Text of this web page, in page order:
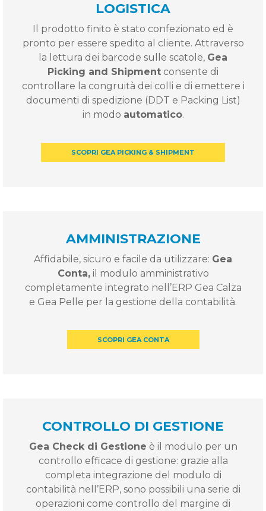
LOGISTICA
Il prodotto finito è stato confezionato ed è
pronto per essere spedito al cliente. Attraverso
la lettura dei barcode sulle scatole, Gea
Picking and Shipment consente di
controllare la congruità dei colli e di emettere i
documenti di spedizione (DDT e Packing List)
in modo automatico.
SCOPRI GEA PICKING & SHIPMENT
AMMINISTRAZIONE
Affidabile, sicuro e facile da utilizzare: Gea
Conta,il modulo amministrativo
completamente integrato nell’ERP Gea Calza
e Gea Pelle per la gestione della contabilità.
SCOPRI GEA CONTA
CONTROLLO DI GESTIONE
Gea Check di Gestione è il modulo per un
controllo efficace di gestione: grazie alla
completa integrazione del modulo di
contabilità nell’ERP, sono possibili una serie di
operazioni come controllo del margine di